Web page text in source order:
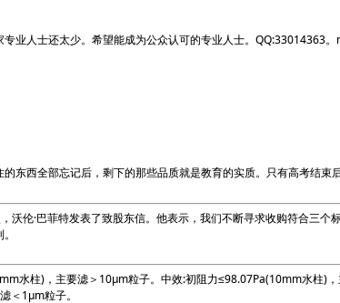
专业人士还太少。希望能成为公众认可的专业人士。QQ:33014363
东西全部忘记后，剩下的那些品质就是教育的实质。只有高考结束
沃伦·巴菲特发表了致股东信。他表示，我们不断寻求收购符合三
水柱)，主要滤＞10μm粒子。中效:初阻力≤98.07Pa(10mm水柱
＜1μm粒子。